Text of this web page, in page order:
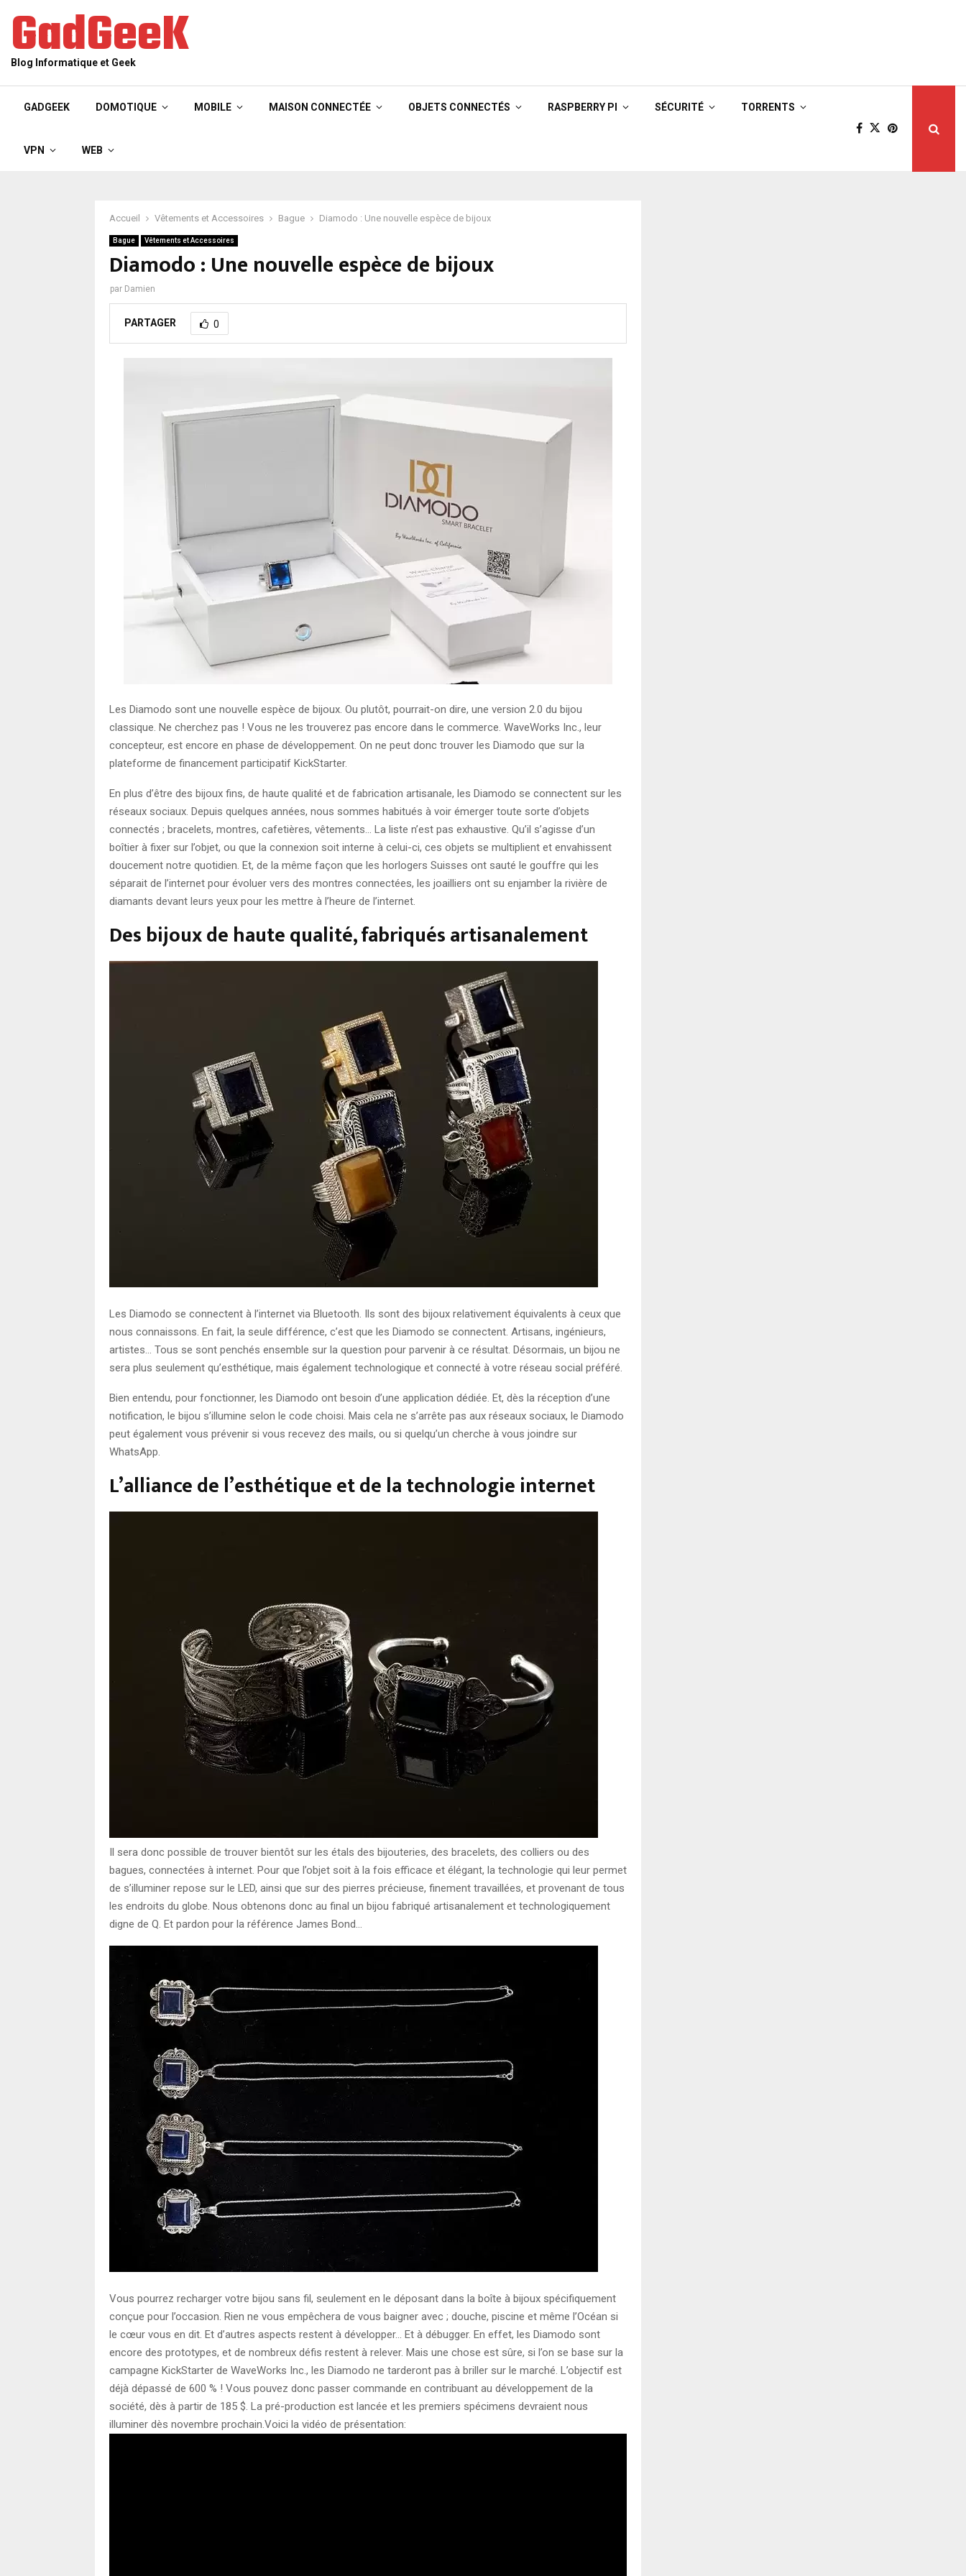
GadGeeK
Blog Informatique et Geek
GADGEEK DOMOTIQUE MOBILE MAISON CONNECTÉE OBJETS CONNECTÉS RASPBERRY PI SÉCURITÉ TORRENTS
VPN WEB
Accueil Vêtements et Accessoires Bague Diamodo : Une nouvelle espèce de bijoux
Bague Vêtements et Accessoires
Diamodo : Une nouvelle espèce de bijoux
par Damien
PARTAGER 0
Les Diamodo sont une nouvelle espèce de bijoux. Ou plutôt, pourrait-on dire, une version 2.0 du bijou
classique. Ne cherchez pas ! Vous ne les trouverez pas encore dans le commerce. WaveWorks Inc., leur
concepteur, est encore en phase de développement. On ne peut donc trouver les Diamodo que sur la
plateforme de financement participatif KickStarter.
En plus d’être des bijoux fins, de haute qualité et de fabrication artisanale, les Diamodo se connectent sur les
réseaux sociaux. Depuis quelques années, nous sommes habitués à voir émerger toute sorte d’objets
connectés ; bracelets, montres, cafetières, vêtements… La liste n’est pas exhaustive. Qu’il s’agisse d’un
boîtier à fixer sur l’objet, ou que la connexion soit interne à celui-ci, ces objets se multiplient et envahissent
doucement notre quotidien. Et, de la même façon que les horlogers Suisses ont sauté le gouffre qui les
séparait de l’internet pour évoluer vers des montres connectées, les joailliers ont su enjamber la rivière de
diamants devant leurs yeux pour les mettre à l’heure de l’internet.
Des bijoux de haute qualité, fabriqués artisanalement
Les Diamodo se connectent à l’internet via Bluetooth. Ils sont des bijoux relativement équivalents à ceux que
nous connaissons. En fait, la seule différence, c’est que les Diamodo se connectent. Artisans, ingénieurs,
artistes… Tous se sont penchés ensemble sur la question pour parvenir à ce résultat. Désormais, un bijou ne
sera plus seulement qu’esthétique, mais également technologique et connecté à votre réseau social préféré.
Bien entendu, pour fonctionner, les Diamodo ont besoin d’une application dédiée. Et, dès la réception d’une
notification, le bijou s’illumine selon le code choisi. Mais cela ne s’arrête pas aux réseaux sociaux, le Diamodo
peut également vous prévenir si vous recevez des mails, ou si quelqu’un cherche à vous joindre sur
WhatsApp.
L’alliance de l’esthétique et de la technologie internet
Il sera donc possible de trouver bientôt sur les étals des bijouteries, des bracelets, des colliers ou des
bagues, connectées à internet. Pour que l’objet soit à la fois efficace et élégant, la technologie qui leur permet
de s’illuminer repose sur le LED, ainsi que sur des pierres précieuse, finement travaillées, et provenant de tous
les endroits du globe. Nous obtenons donc au final un bijou fabriqué artisanalement et technologiquement
digne de Q. Et pardon pour la référence James Bond…
Vous pourrez recharger votre bijou sans fil, seulement en le déposant dans la boîte à bijoux spécifiquement
conçue pour l’occasion. Rien ne vous empêchera de vous baigner avec ; douche, piscine et même l’Océan si
le cœur vous en dit. Et d’autres aspects restent à développer… Et à débugger. En effet, les Diamodo sont
encore des prototypes, et de nombreux défis restent à relever. Mais une chose est sûre, si l’on se base sur la
campagne KickStarter de WaveWorks Inc., les Diamodo ne tarderont pas à briller sur le marché. L’objectif est
déjà dépassé de 600 % ! Vous pouvez donc passer commande en contribuant au développement de la
société, dès à partir de 185 $. La pré-production est lancée et les premiers spécimens devraient nous
illuminer dès novembre prochain.Voici la vidéo de présentation: